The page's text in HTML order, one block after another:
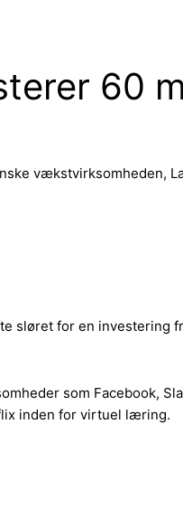
60
vækstvirksomheden,
sløret for en
som Facebook,
inden for virtuel læring.